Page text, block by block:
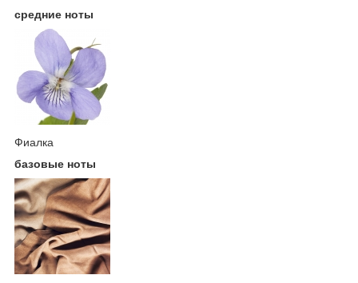
средние ноты
Фиалка
базовые ноты